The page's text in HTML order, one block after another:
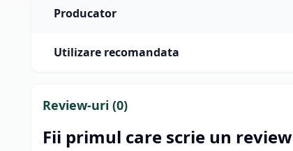
Producator
Utilizare recomandata
Review-uri (0)
Fii primul care scrie un review